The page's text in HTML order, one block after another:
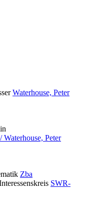
Waterhouse, Peter
Peter
Zba
SWR-